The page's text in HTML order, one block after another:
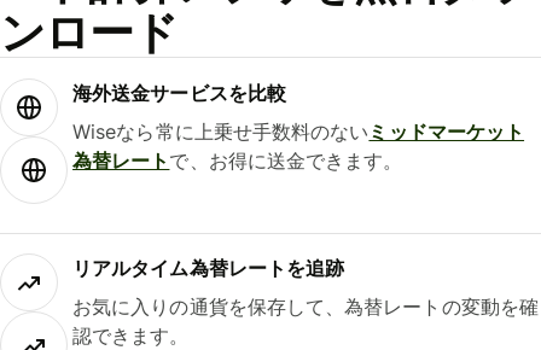
ンロード
海外送金サービスを比較
Wiseなら常に上乗せ手数料のない ミッドマーケット
為替レート で、お得に送金できます。
リアルタイム為替レートを追跡
お気に入りの通貨を保存して、為替レートの変動を確
認できます。